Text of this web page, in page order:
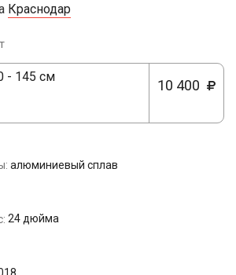
Краснодар
- 145 см
10 400
алюминиевый сплав
24 дюйма